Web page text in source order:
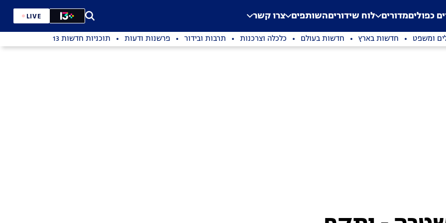
Application error: a
. כפוליםמדורים לוח שידוריםהשותפים צרו קשר LIVE
ומשפט חדשות בארץ חדשות בעולם כלכלה וצרכנות תרבות ובידור פרשנות ודעות תוכניות חדשות 13